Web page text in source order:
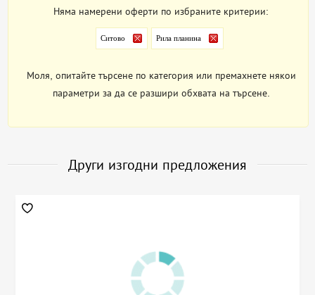
Няма намерени оферти по избраните критерии:
Ситово Рила планина
Моля, опитайте търсене по категория или премахнете някои
параметри за да се разшири обхвата на търсене.
Други изгодни предложения